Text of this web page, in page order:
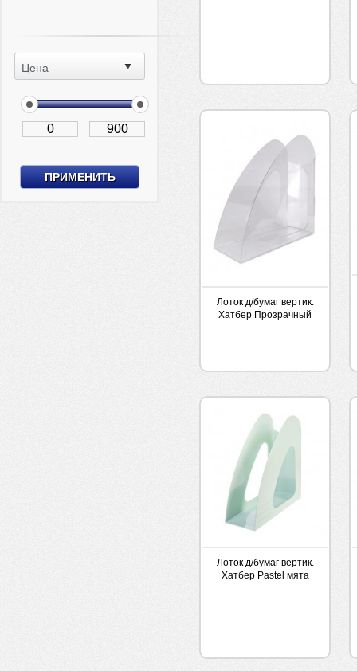
Цена
Лоток д/бумаг вертик.
Хатбер Прозрачный
Лоток д/бумаг вертик.
Хатбер Pastel мята